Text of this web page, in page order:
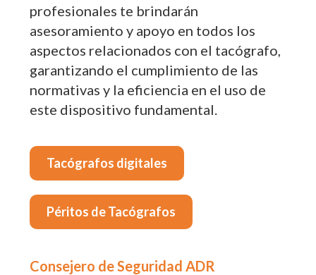
profesionales te brindarán
asesoramiento y apoyo en todos los
aspectos relacionados con el tacógrafo,
garantizando el cumplimiento de las
normativas y la eficiencia en el uso de
este dispositivo fundamental.
Tacógrafos digitales
Péritos de Tacógrafos
Consejero de Seguridad ADR